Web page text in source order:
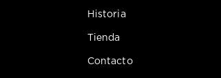
Historia
Tienda
Contacto